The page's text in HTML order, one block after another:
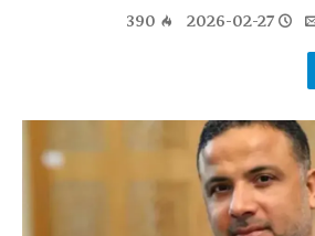
2026-02-27
390